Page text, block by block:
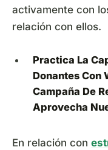
activamente con
relación con ellos.
Practica La
Donantes Con
Campaña De
Aprovecha
En relación con